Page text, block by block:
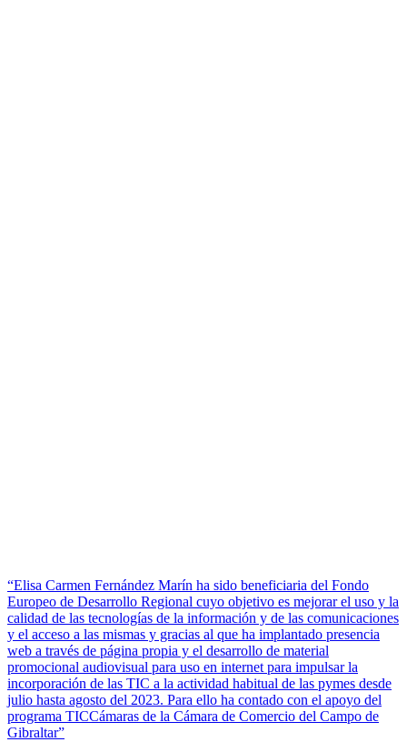
“Elisa Carmen Fernández Marín ha sido beneficiaria del Fondo
Europeo de Desarrollo Regional cuyo objetivo es mejorar el uso y la
calidad de las tecnologías de la información y de las comunicaciones
y el acceso a las mismas y gracias al que ha implantado presencia
web a través de página propia y el desarrollo de material
promocional audiovisual para uso en internet para impulsar la
incorporación de las TIC a la actividad habitual de las pymes desde
julio hasta agosto del 2023. Para ello ha contado con el apoyo del
programa TICCámaras de la Cámara de Comercio del Campo de
Gibraltar”